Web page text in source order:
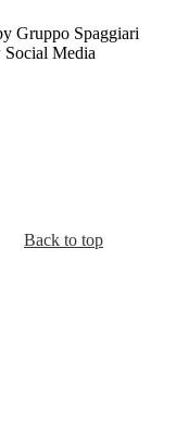
Gruppo Spaggiari
Media
Back to top